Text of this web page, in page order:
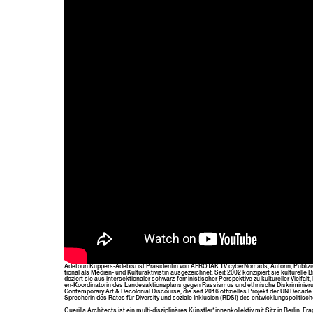
Adetoun Küp­pers-Ade­bisi ist Präsi­dentin von AFROTAK TV cyber­Nomads, Autorin,
tion­al als Medi­en- und Kul­tur­ak­tivistin aus­geze­ich­net. Seit 2002 konzip­iert sie kul­turelle
doziert sie aus inter­sek­tionaler schwarz-fem­i­nis­tis­ch­er Per­spek­tive zu kul­tureller
en-Koor­di­na­torin des Lan­desak­tion­s­plans gegen Ras­sis­mus und eth­nis­che
Con­tem­po­rary Art & Decolo­nial Dis­course, die seit 2016 offizielles Pro­jekt der UN
Sprecherin des Rates für Diver­si­ty und soziale Inklu­sion (RDSI) des
Gueril­la Archi­tects ist ein mul­ti-diszi­plinäres Künstler*innenkollektiv mit Sitz in Berlin.